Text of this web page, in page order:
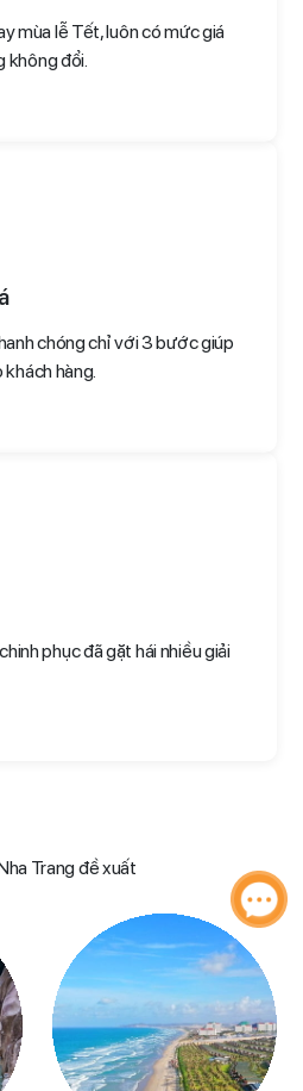
mùa lễ Tết, luôn có mức giá
không đổi.
chóng chỉ với 3 bước giúp
hàng.
phục đã gặt hái nhiều giải
Trang đề xuất